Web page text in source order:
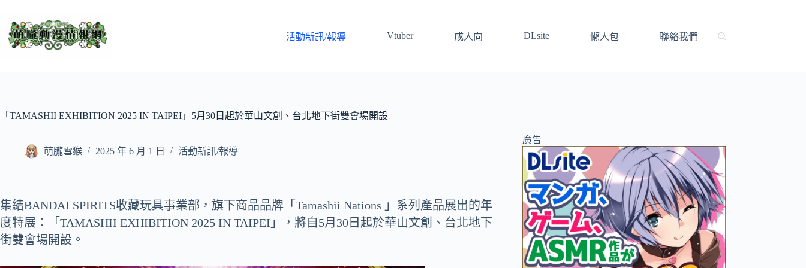
主
活動新訊/報導 Vtuber 成人向 DLsite 懶人包 聯絡我們
「TAMASHII EXHIBITION 2025 IN TAIPEI」5月30日起於華山文創、台北地下街雙會場開設
萌朧雪猴 2025 年 6 月 1 日 活動新訊/報導
集結BANDAI SPIRITS收藏玩具事業部，旗下商品品牌「Tamashii Nations 」系列產品展出的年
度特展：「TAMASHII EXHIBITION 2025 IN TAIPEI」，將自5月30日起於華山文創、台北地下
街雙會場開設。
廣告